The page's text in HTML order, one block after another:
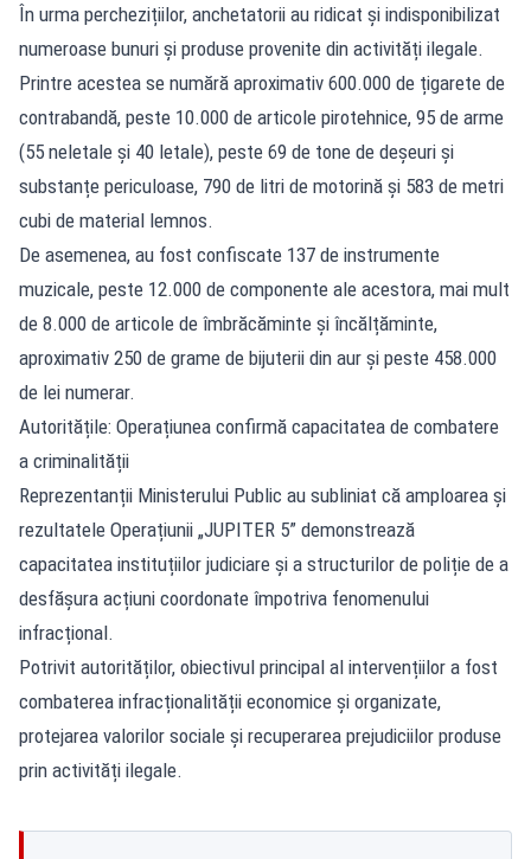
În urma perchezițiilor, anchetatorii au ridicat și indisponibilizat
numeroase bunuri și produse provenite din activități ilegale.
Printre acestea se numără aproximativ 600.000 de țigarete de
contrabandă, peste 10.000 de articole pirotehnice, 95 de arme
(55 neletale și 40 letale), peste 69 de tone de deșeuri și
substanțe periculoase, 790 de litri de motorină și 583 de metri
cubi de material lemnos.
De asemenea, au fost confiscate 137 de instrumente
muzicale, peste 12.000 de componente ale acestora, mai mult
de 8.000 de articole de îmbrăcăminte și încălțăminte,
aproximativ 250 de grame de bijuterii din aur și peste 458.000
de lei numerar.
Autoritățile: Operațiunea confirmă capacitatea de combatere
a criminalității
Reprezentanții Ministerului Public au subliniat că amploarea și
rezultatele Operațiunii „JUPITER 5” demonstrează
capacitatea instituțiilor judiciare și a structurilor de poliție de a
desfășura acțiuni coordonate împotriva fenomenului
infracțional.
Potrivit autorităților, obiectivul principal al intervențiilor a fost
combaterea infracționalității economice și organizate,
protejarea valorilor sociale și recuperarea prejudiciilor produse
prin activități ilegale.